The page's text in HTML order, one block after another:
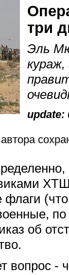
три
Эль
кураж,
update:
об
вопрос -